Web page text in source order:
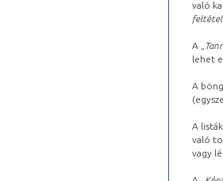
való
A „
lehet
A
A
való
vagy